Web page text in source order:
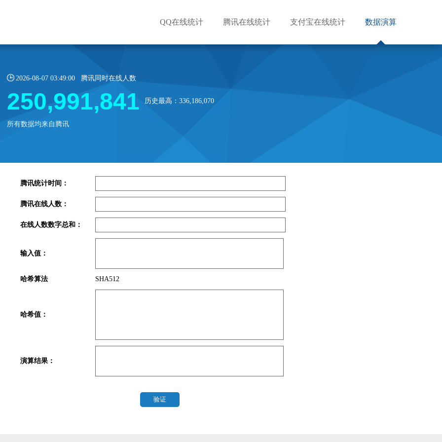
QQ在线统计 腾讯在线统计 支付宝在线统计 数据演算
2026-08-07 03:49:00 腾讯同时在线人数
250,991,841 历史最高：336,186,070
所有数据均来自腾讯
腾讯统计时间：
腾讯在线人数：
在线人数数字总和：
输入值：
哈希算法 SHA512
哈希值：
演算结果：